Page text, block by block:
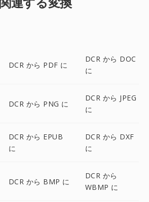
DCR から PDF に
DCR から DOC
に
DCR から PNG に
DCR から JPEG
に
DCR から EPUB
に
DCR から DXF
に
DCR から BMP に
DCR から
WBMP に